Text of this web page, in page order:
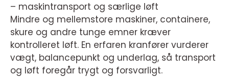
– maskintransport og særlige løft
Mindre og mellemstore maskiner, containere,
skure og andre tunge emner kræver
kontrolleret løft. En erfaren kranfører vurderer
vægt, balancepunkt og underlag, så transport
og løft foregår trygt og forsvarligt.